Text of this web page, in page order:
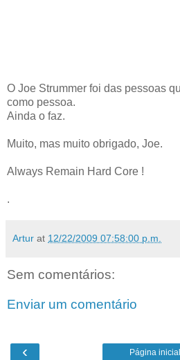
O Joe Strummer foi das pessoas
como pessoa.
Ainda o faz.
Muito, mas muito obrigado, Joe.
Always Remain Hard Core !
.
Artur at 12/22/2009 07:58:00 p.m.
Sem comentários:
Enviar um comentário
‹ Página inicial